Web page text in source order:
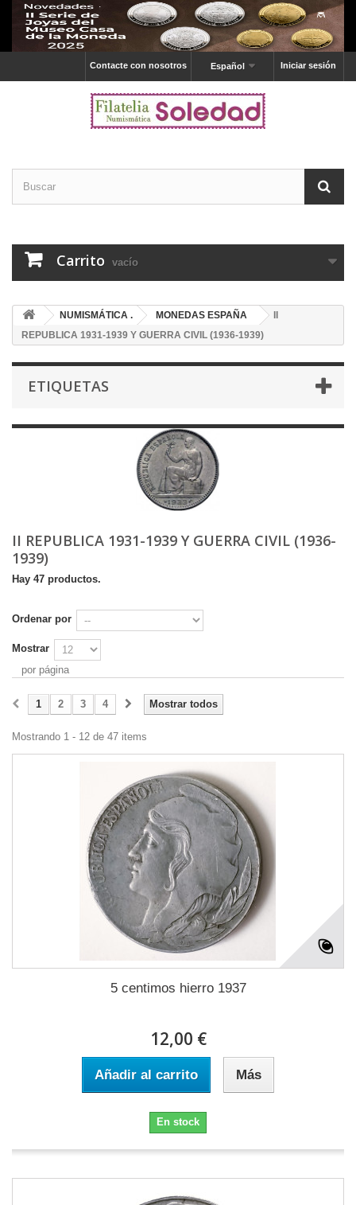
Iniciar sesión
Español
Contacte con nosotros
Carrito vacío
NUMISMÁTICA . MONEDAS ESPAÑA
REPUBLICA 1931-1939 Y GUERRA CIVIL (1936-1939)
ETIQUETAS
II REPUBLICA 1931-1939 Y GUERRA CIVIL (1936-
1939)
Hay 47 productos.
Ordenar por
Mostrar
por página
Mostrar todos
1 2 3 4
Mostrando 1 - 12 de 47 items
5 centimos hierro 1937
12,00 €
Añadir al carrito Más
En stock